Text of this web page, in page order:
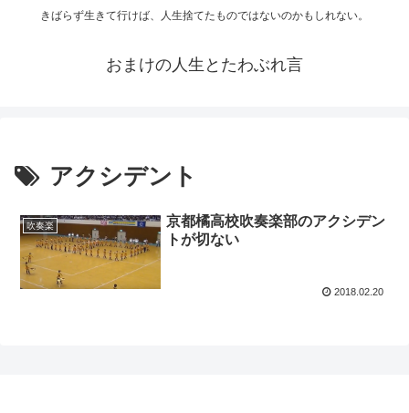
きばらず生きて行けば、人生捨てたものではないのかもしれない。
おまけの人生とたわぶれ言
アクシデント
吹奏楽
京都橘高校吹奏楽部のアクシデン
トが切ない
2018.02.20